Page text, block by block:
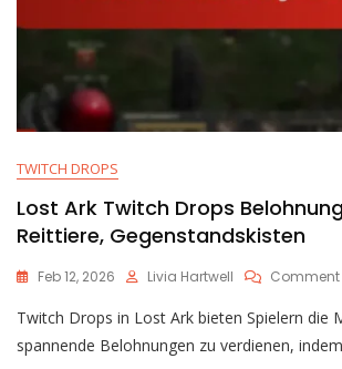
TWITCH DROPS
Lost Ark Twitch Drops
Reittiere, Gegenstandskisten
Feb 12, 2026 Livia Hartwell Comment
Twitch Drops in Lost Ark bieten Spielern die
spannende Belohnungen zu verdienen,